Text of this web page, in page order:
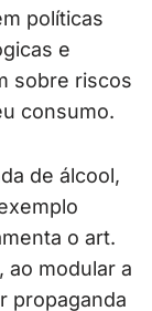
políticas
e
sobre riscos
consumo.
de álcool,
o art.
ao modular a
propaganda